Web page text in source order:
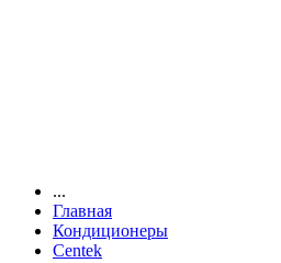
...
Главная
Кондиционеры
Centek